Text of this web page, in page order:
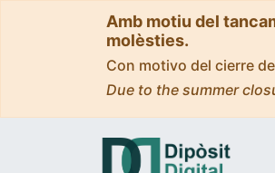
Amb motiu del
molèsties.
Con motivo del cierre
Due to the summer